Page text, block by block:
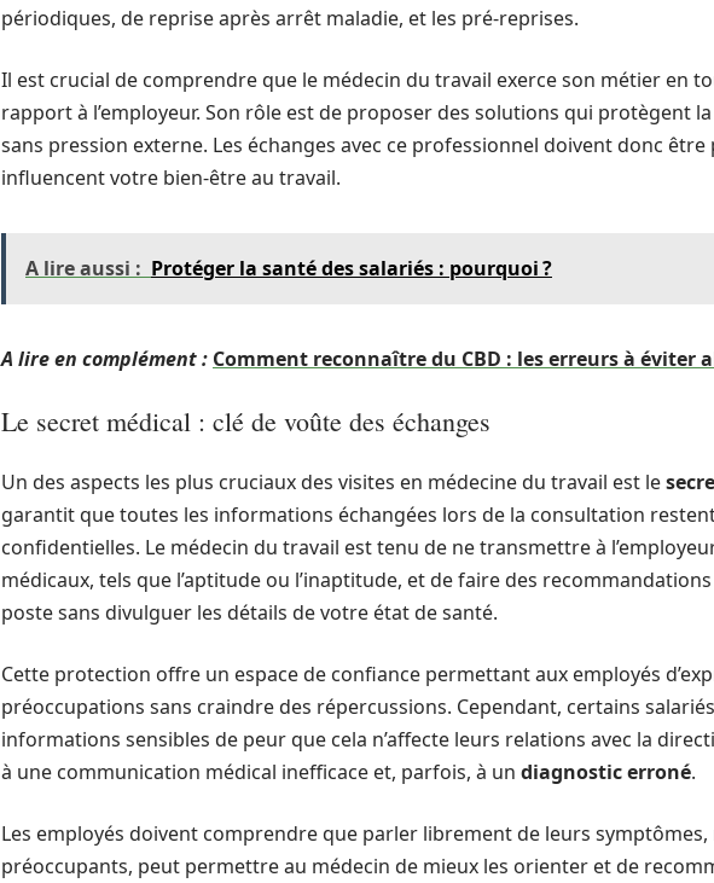
périodiques, de reprise après arrêt maladie, et les pré-reprises.
Il est crucial de comprendre que le médecin du travail exerce son métier en
rapport à l’employeur. Son rôle est de proposer des solutions qui protègent
sans pression externe. Les échanges avec ce professionnel doivent donc être
influencent votre bien-être au travail.
A lire aussi : Protéger la santé des salariés : pourquoi ?
A lire en complément : Comment reconnaître du CBD : les erreurs à éviter
Le secret médical : clé de voûte des échanges
Un des aspects les plus cruciaux des visites en médecine du travail est le
garantit que toutes les informations échangées lors de la consultation
confidentielles. Le médecin du travail est tenu de ne transmettre à
médicaux, tels que l’aptitude ou l’inaptitude, et de faire des
poste sans divulguer les détails de votre état de santé.
Cette protection offre un espace de confiance permettant aux employés
préoccupations sans craindre des répercussions. Cependant, certains
informations sensibles de peur que cela n’affecte leurs relations avec la
à une communication médical inefficace et, parfois, à un diagnostic erroné.
Les employés doivent comprendre que parler librement de leurs symptômes,
préoccupants, peut permettre au médecin de mieux les orienter et de